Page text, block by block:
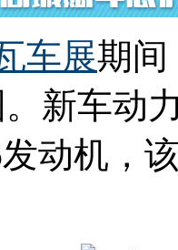
车展期间
。新车动
动机，